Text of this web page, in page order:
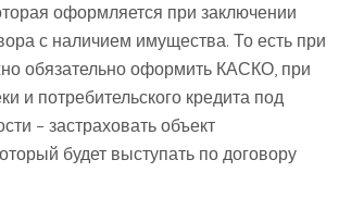
оформляется при заключении
с наличием имущества. То есть при
обязательно оформить КАСКО, при
и потребительского кредита под
– застраховать объект
будет выступать по договору